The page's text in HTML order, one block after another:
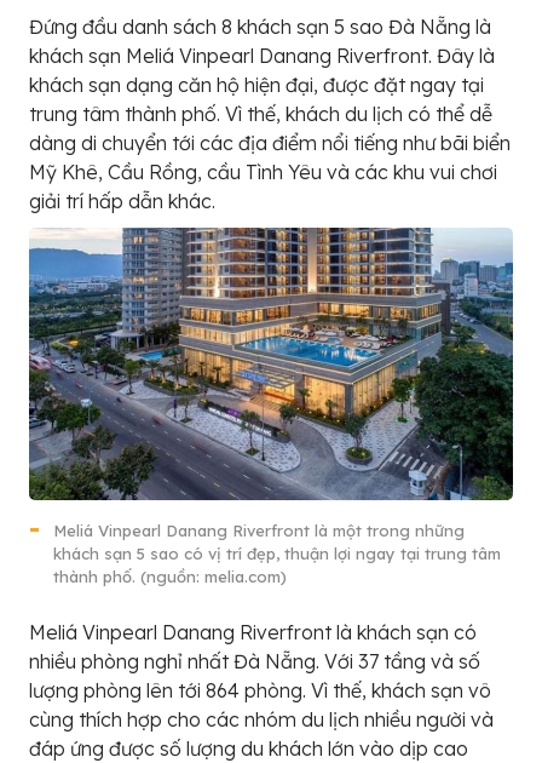
Đứng đầu danh sách 8 khách sạn 5 sao Đà Nẵng là
khách sạn Meliá Vinpearl Danang Riverfront. Đây là
khách sạn dạng căn hộ hiện đại, được đặt ngay tại
trung tâm thành phố. Vì thế, khách du lịch có thể dễ
dàng di chuyển tới các địa điểm nổi tiếng như bãi biển
Mỹ Khê, Cầu Rồng, cầu Tình Yêu và các khu vui chơi
giải trí hấp dẫn khác.
Meliá Vinpearl Danang Riverfront là một trong những
khách sạn 5 sao có vị trí đẹp, thuận lợi ngay tại trung tâm
thành phố. (nguồn: melia.com)
Meliá Vinpearl Danang Riverfront là khách sạn có
nhiều phòng nghỉ nhất Đà Nẵng. Với 37 tầng và số
lượng phòng lên tới 864 phòng. Vì thế, khách sạn vô
cùng thích hợp cho các nhóm du lịch nhiều người và
đáp ứng được số lượng du khách lớn vào dịp cao